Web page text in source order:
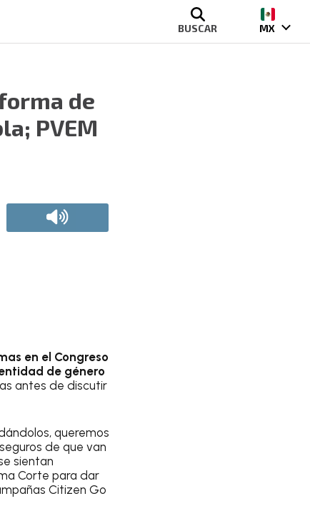
BUSCAR MX
de
PVEM
en el Congreso
de género
antes de discutir
queremos
de que van
sientan
Corte para dar
Citizen Go